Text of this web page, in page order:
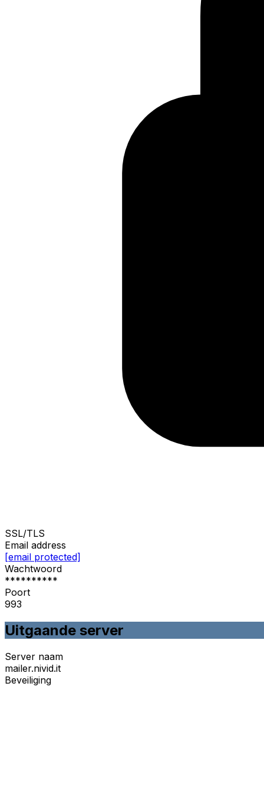
SSL/TLS
Email address
[email protected]
Wachtwoord
**********
Poort
993
Uitgaande server
Server naam
mailer.nivid.it
Beveiliging